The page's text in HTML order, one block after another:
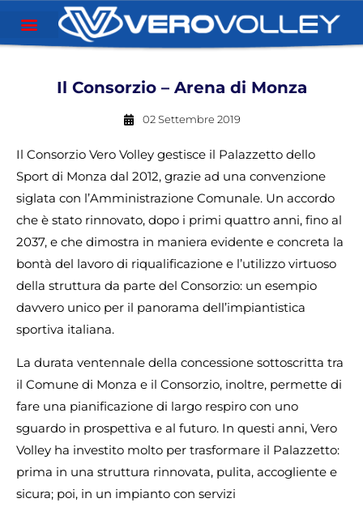
Il Consorzio – Arena di Monza
02 Settembre 2019
Il Consorzio Vero Volley gestisce il Palazzetto dello
Sport di Monza dal 2012, grazie ad una convenzione
siglata con l’Amministrazione Comunale. Un accordo
che è stato rinnovato, dopo i primi quattro anni, fino al
2037, e che dimostra in maniera evidente e concreta la
bontà del lavoro di riqualificazione e l’utilizzo virtuoso
della struttura da parte del Consorzio: un esempio
davvero unico per il panorama dell’impiantistica
sportiva italiana.
La durata ventennale della concessione sottoscritta tra
il Comune di Monza e il Consorzio, inoltre, permette di
fare una pianificazione di largo respiro con uno
sguardo in prospettiva e al futuro. In questi anni, Vero
Volley ha investito molto per trasformare il Palazzetto:
prima in una struttura rinnovata, pulita, accogliente e
sicura; poi, in un impianto con servizi